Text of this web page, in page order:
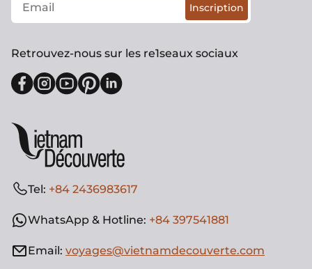
Tel: +84 2436983617
WhatsApp & Hotline: +84 397541881
Email: voyages@vietnamdecouverte.com
Inscription
Retrouvez-nous sur les re1seaux sociaux